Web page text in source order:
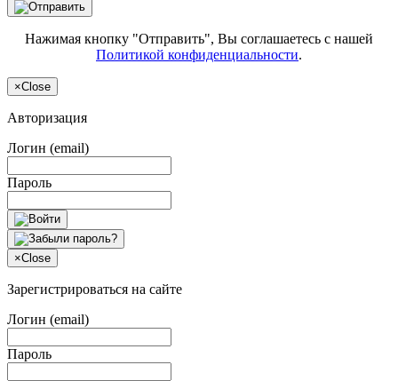
Нажимая кнопку "Отправить", Вы соглашаетесь с нашей
Политикой конфиденциальности.
×Close
Авторизация
Логин (email)
Пароль
×Close
Зарегистрироваться на сайте
Логин (email)
Пароль